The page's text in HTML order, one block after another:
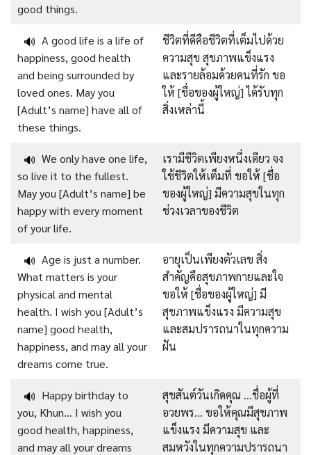
good things.
🔊 A good life is a life of
happiness, good health
and being surrounded by
loved ones. May you
[Adult’s name] have all of
these things.
ชีวิตที่ดีคือชีวิตที่เต็มไปด้วย
ความสุข สุขภาพแข็งแรง
และรายล้อมด้วยคนที่รัก ขอ
ให้ [ชื่อของผู้ใหญ่] ได้รับทุก
สิ่งเหล่านี้
🔊 We only have one life,
so live it to the fullest.
May you [Adult’s name] be
happy with every moment
of your life.
เรามีชีวิตเพียงหนึ่งเดียว จง
ใช้ชีวิตให้เต็มที่ ขอให้ [ชื่อ
ของผู้ใหญ่] มีความสุขในทุก
ช่วงเวลาของชีวิต
🔊 Age is just a number.
What matters is your
physical and mental
health. I wish you [Adult’s
name] good health,
happiness, and may all your
dreams come true.
อายุเป็นเพียงตัวเลข สิ่ง
สำคัญคือสุขภาพกายและใจ
ขอให้ [ชื่อของผู้ใหญ่] มี
สุขภาพแข็งแรง มีความสุข
และสมปรารถนาในทุกความ
ฝัน
🔊 Happy birthday to
you, Khun… I wish you
good health, happiness,
and may all your dreams
สุขสันต์วันเกิดคุณ …ชื่อผู้ที่
อวยพร… ขอให้คุณมีสุขภาพ
แข็งแรง มีความสุข และ
สมหวังในทุกความปรารถนา